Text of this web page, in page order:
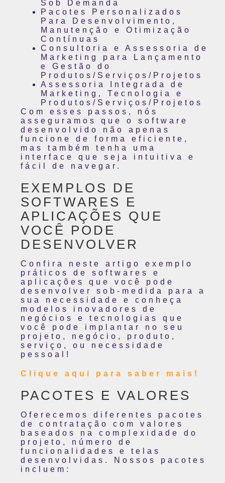
Sob Demanda
Pacotes Personalizados
Para Desenvolvimento,
Manutenção e Otimização
Contínuas
Consultoria e Assessoria de
Marketing para Lançamento
e Gestão do
Produtos/Serviços/Projetos
Assessoria Integrada de
Marketing, Tecnologia e
Produtos/Serviços/Projetos
Com esses passos, nós
asseguramos que o software
desenvolvido não apenas
funcione de forma eficiente,
mas também tenha uma
interface que seja intuitiva e
fácil de navegar.
EXEMPLOS DE
SOFTWARES E
APLICAÇÕES QUE
VOCÊ PODE
DESENVOLVER
Confira neste artigo exemplo
práticos de softwares e
aplicações que você pode
desenvolver sob-medida para a
sua necessidade e conheça
modelos inovadores de
negócios e tecnologias que
você pode implantar no seu
projeto, negócio, produto,
serviço, ou necessidade
pessoal!
Clique aqui para saber mais!
PACOTES E VALORES
Oferecemos diferentes pacotes
de contratação com valores
baseados na complexidade do
projeto, número de
funcionalidades e telas
desenvolvidas. Nossos pacotes
incluem: